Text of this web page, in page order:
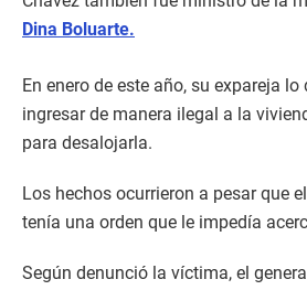
Dina Boluarte.
En enero de este año, su expareja
ingresar de manera ilegal a la
para desalojarla.
Los hechos ocurrieron a pesar que
tenía una orden que le impedía
Según denunció la víctima, el